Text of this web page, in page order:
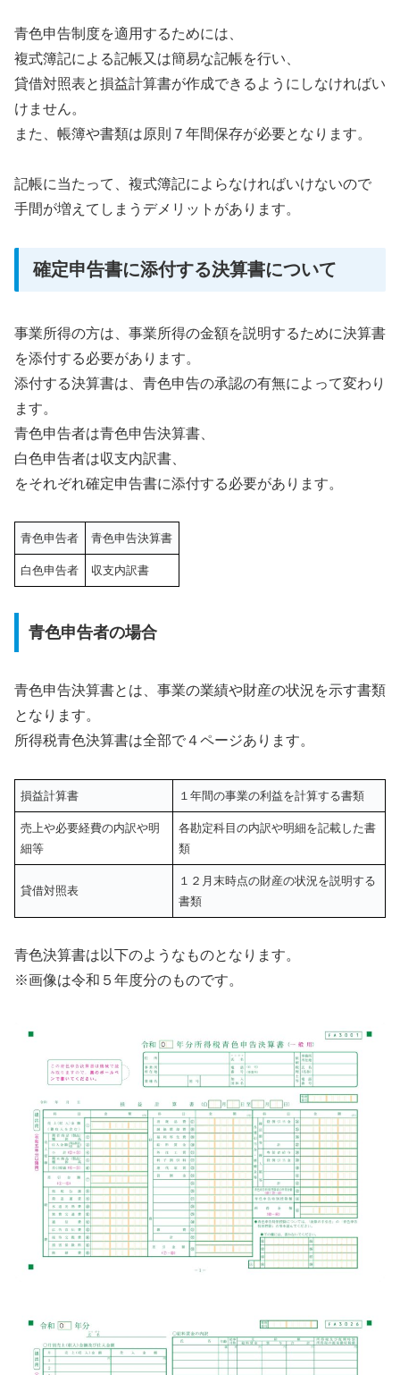
青色申告制度を適用するためには、
複式簿記による記帳又は簡易な記帳を行い、
貸借対照表と損益計算書が作成できるようにしなければい
けません。
また、帳簿や書類は原則７年間保存が必要となります。
記帳に当たって、複式簿記によらなければいけないので
手間が増えてしまうデメリットがあります。
確定申告書に添付する決算書について
事業所得の方は、事業所得の金額を説明するために決算書
を添付する必要があります。
添付する決算書は、青色申告の承認の有無によって変わり
ます。
青色申告者は青色申告決算書、
白色申告者は収支内訳書、
をそれぞれ確定申告書に添付する必要があります。
青色申告者 青色申告決算書
白色申告者 収支内訳書
青色申告者の場合
青色申告決算書とは、事業の業績や財産の状況を示す書類
となります。
所得税青色決算書は全部で４ページあります。
損益計算書 １年間の事業の利益を計算する書類
売上や必要経費の内訳や明
細等
各勘定科目の内訳や明細を記載した書
類
貸借対照表
１２月末時点の財産の状況を説明する
書類
青色決算書は以下のようなものとなります。
※画像は令和５年度分のものです。